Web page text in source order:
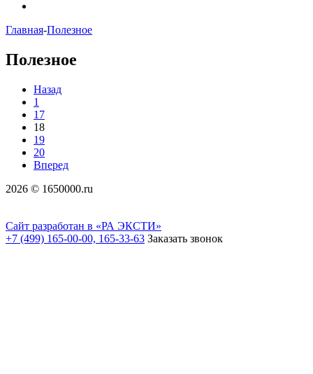
Главная-Полезное
Полезное
Назад
1
17
18
19
20
Вперед
2026 © 1650000.ru
Сайт разработан в «РА ЭКСТИ»
+7 (499) 165-00-00, 165-33-63 Заказать звонок